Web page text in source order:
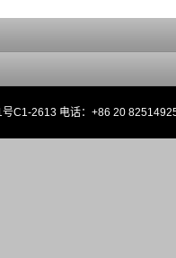
C1-2613 电话：+86 20